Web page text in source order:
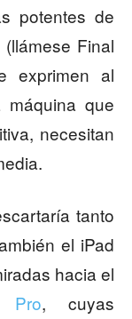
potentes de
Final
exprimen al
que
necesitan
tanto
el iPad
hacia el
Pro, cuyas